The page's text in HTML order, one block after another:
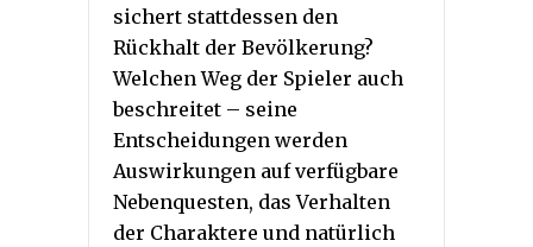
sichert stattdessen den
Rückhalt der Bevölkerung?
Welchen Weg der Spieler auch
beschreitet – seine
Entscheidungen werden
Auswirkungen auf verfügbare
Nebenquesten, das Verhalten
der Charaktere und natürlich